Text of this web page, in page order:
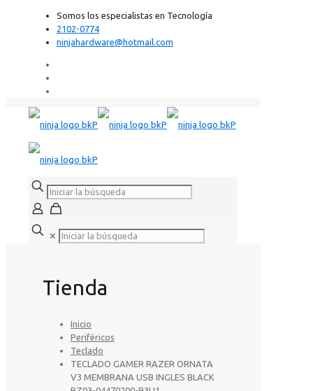
Somos los especialistas en Tecnología
2102-0774
ninjahardware@hotmail.com
✕
Tienda
Inicio
Periféricos
Teclado
TECLADO GAMER RAZER ORNATA
V3 MEMBRANA USB INGLES BLACK